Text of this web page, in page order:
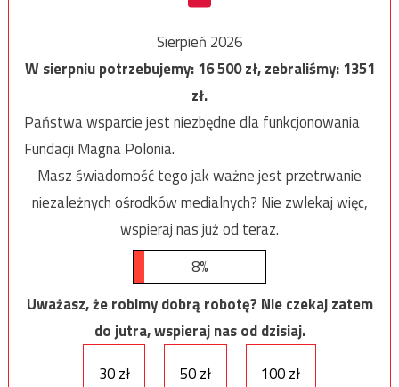
Sierpień 2026
W sierpniu potrzebujemy:16 500zł, zebraliśmy:1351
zł.
Państwa wsparcie jest niezbędne dla funkcjonowania
Fundacji Magna Polonia.
Masz świadomość tego jak ważne jest przetrwanie
niezależnych ośrodków medialnych? Nie zwlekaj więc,
wspieraj nas już od teraz.
8%
Uważasz, że robimy dobrą robotę? Nie czekaj zatem
do jutra, wspieraj nas od dzisiaj.
30 zł
50 zł 100 zł